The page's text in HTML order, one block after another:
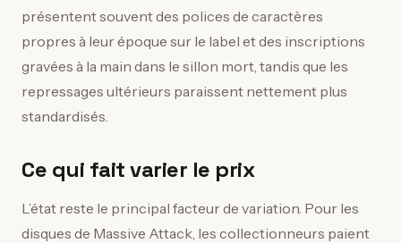
présentent souvent des polices de caractères
propres à leur époque sur le label et des inscriptions
gravées à la main dans le sillon mort, tandis que les
repressages ultérieurs paraissent nettement plus
standardisés.
Ce qui fait varier le prix
L’état reste le principal facteur de variation. Pour les
disques de Massive Attack, les collectionneurs paient